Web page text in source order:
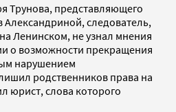
Трунова, представляющего
следователь,
Ленинском, не узнал мнения
о возможности прекращения
нарушением
родственников права на
юрист, слова которого